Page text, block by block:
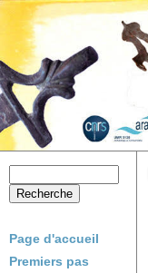
Page d'accueil
Premiers pas